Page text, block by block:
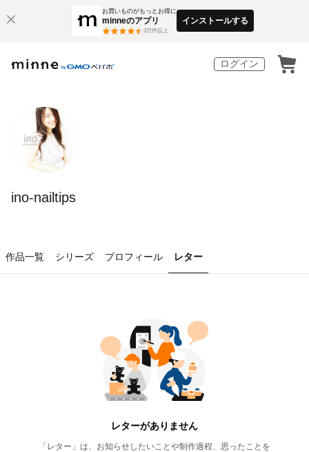
お買いものがもっとお得に
minneのアプリ
3万件以上
インストールする
ログイン
ino-nailtips
作品一覧 シリーズ プロフィール レター
ino-nailtipsのレター一覧
レターがありません
「レター」は、お知らせしたいことや制作過程、思ったことを